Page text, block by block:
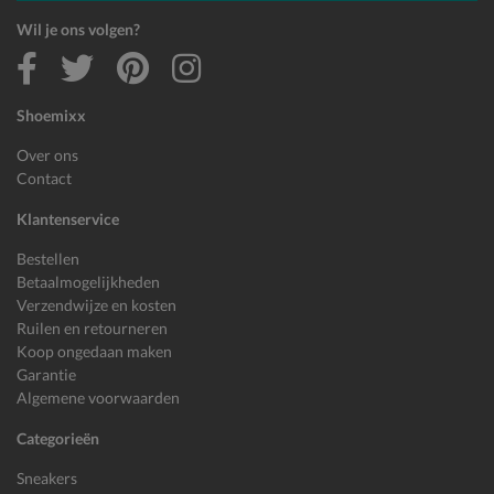
Shoemixx
Over ons
Contact
Klantenservice
Bestellen
Betaalmogelijkheden
Verzendwijze en kosten
Ruilen en retourneren
Koop ongedaan maken
Garantie
Algemene voorwaarden
Categorieën
Sneakers
Wil je ons volgen?